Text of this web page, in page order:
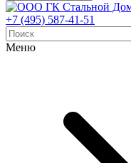
+7 (495) 587-41-51
Меню